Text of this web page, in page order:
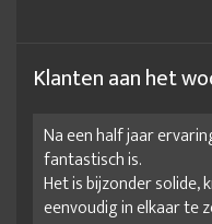
Klanten aan het
Na een half jaar
fantastisch is.
Het is bijzonder solide,
eenvoudig in elkaar te